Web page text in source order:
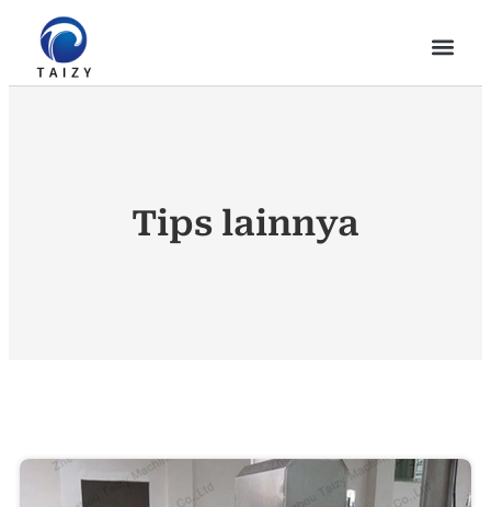
Tips lainnya